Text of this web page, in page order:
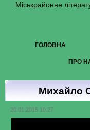
Міськрайонне
ГОЛОВНА
ПРО
Михайло
20.01.2015 10:27